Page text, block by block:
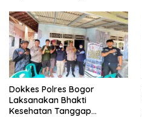
Perawatan Maksimal
Dokkes Polres Bogor
Laksanakan Bhakti
Kesehatan Tanggap